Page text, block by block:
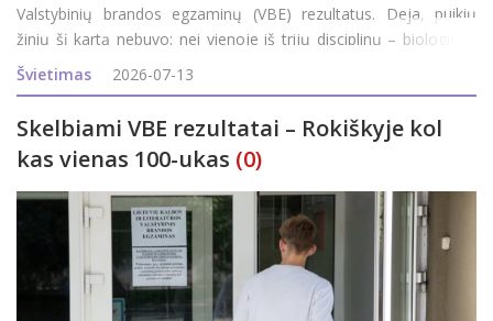
Valstybinių brandos egzaminų (VBE) rezultatus. Deja, puikių
žinių šį kartą nebuvo: nei vienoje iš trijų disciplinų – biologijos,
geografijos, verslumo ir ekonomikos – maksimalaus (100)
egzamino balo Roki&
Švietimas 2026-07-13
Skelbiami VBE rezultatai – Rokiškyje kol
kas vienas 100-ukas (0)